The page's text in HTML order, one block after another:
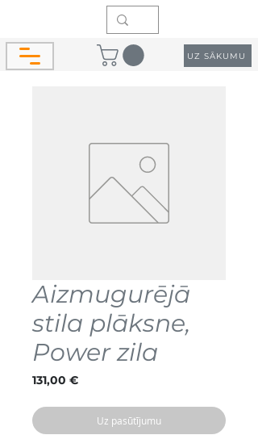
UZ SĀKUMU
Aizmugurējā
stila plāksne,
Power zila
131,00 €Cena
Uz pasūtījumu